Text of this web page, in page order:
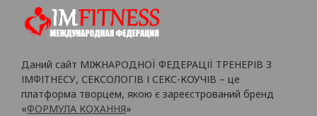
Даний сайт МІЖНАРОДНОЇ ФЕДЕРАЦІЇ ТРЕНЕРІВ З
ІМФІТНЕСУ, СЕКСОЛОГІВ І СЕКС-КОУЧІВ – це
платформа творцем, якою є зареєстрований бренд
«ФОРМУЛА КОХАННЯ»